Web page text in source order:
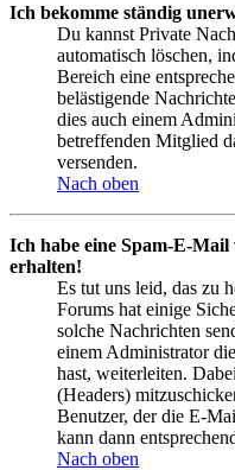
Ich bekomme ständig
Du kannst Private
automatisch löschen,
Bereich eine
belästigende
dies auch einem
betreffenden Mitglied
versenden.
Nach oben
Ich habe eine Spam-E-
erhalten!
Es tut uns leid, das zu
Forums hat einige
solche Nachrichten
einem Administrator
hast, weiterleiten.
(Headers)
Benutzer, der die E-
kann dann
Nach oben